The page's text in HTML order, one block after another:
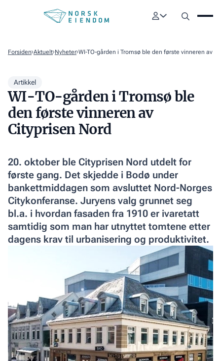
Forsiden Aktuelt Nyheter WI-TO-gården i Tromsø ble den første vinneren av
Artikkel
WI-TO-gården i Tromsø ble
den første vinneren av
Cityprisen Nord
20. oktober ble Cityprisen Nord utdelt for
første gang. Det skjedde i Bodø under
bankettmiddagen som avsluttet Nord-Norges
Citykonferanse. Juryens valg grunnet seg
bl.a. i hvordan fasaden fra 1910 er ivaretatt
samtidig som man har utnyttet tomtene etter
dagens krav til urbanisering og produktivitet.